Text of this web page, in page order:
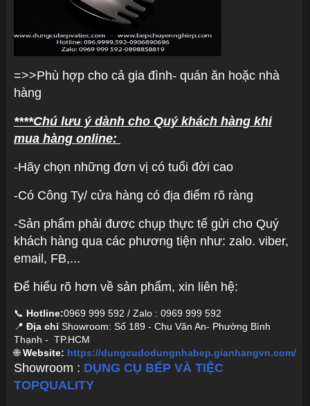
=>>Phù hợp cho cả gia đình- quán ăn hoặc nhà
hàng
****Chú lưu ý dành cho Quý khách hàng khi
mua hàng online:
-Hãy chọn những đơn vị có tuổi đời cao
-Có Công Ty/ cửa hàng có địa điểm rõ ràng
-Sản phẩm phải đươc chụp thực tế gửi cho Quý
khách hàng qua các phương tiện như: zalo. viber,
email, FB,...
Để hiểu rõ hơn về sản phẩm, xin liên hệ:
📞 Hotline:0969 999 592 / Zalo : 0969 999 592
📍 Địa chỉ Showroom: Số 189 - Chu Văn An- Phường Bình
Thạnh - TP.HCM
🌐Website: https://dungcudodungnhabep.gianhangvn.com/
Showroom : DỤNG CỤ BẾP VÀ TIỆC
TOPQUALITY